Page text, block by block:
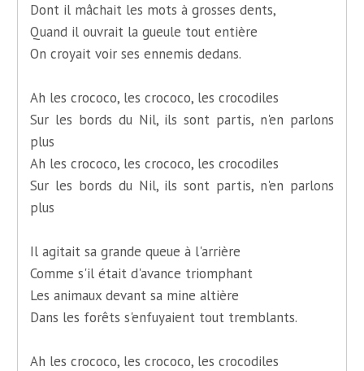
Dont il mâchait les mots à grosses dents,
Quand il ouvrait la gueule tout entière
On croyait voir ses ennemis dedans.
Ah les crococo, les crococo, les crocodiles
Sur les bords du Nil, ils sont partis, n'en parlons
plus
Ah les crococo, les crococo, les crocodiles
Sur les bords du Nil, ils sont partis, n'en parlons
plus
Il agitait sa grande queue à l'arrière
Comme s'il était d'avance triomphant
Les animaux devant sa mine altière
Dans les forêts s'enfuyaient tout tremblants.
Ah les crococo, les crococo, les crocodiles